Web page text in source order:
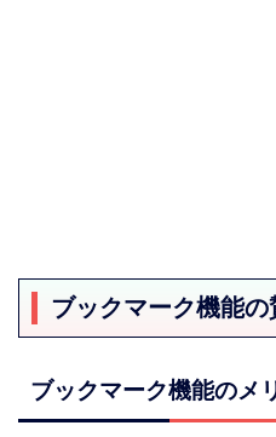
ブックマーク機能の
ブックマーク機能のメ